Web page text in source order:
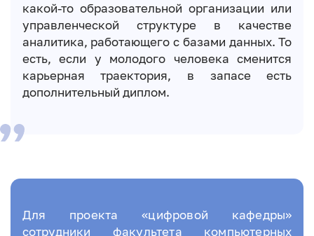
какой-то образовательной организации или
управленческой структуре в качестве
аналитика, работающего с базами данных. То
есть, если у молодого человека сменится
карьерная траектория, в запасе есть
дополнительный диплом.
Для проекта «цифровой кафедры»
сотрудники факультета компьютерных